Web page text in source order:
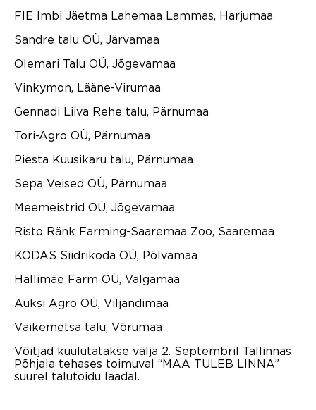
FIE Imbi Jäetma Lahemaa Lammas, Harjumaa
Sandre talu OÜ, Järvamaa
Olemari Talu OÜ, Jõgevamaa
Vinkymon, Lääne-Virumaa
Gennadi Liiva Rehe talu, Pärnumaa
Tori-Agro OÜ, Pärnumaa
Piesta Kuusikaru talu, Pärnumaa
Sepa Veised OÜ, Pärnumaa
Meemeistrid OÜ, Jõgevamaa
Risto Ränk Farming-Saaremaa Zoo, Saaremaa
KODAS Siidrikoda OÜ, Põlvamaa
Hallimäe Farm OÜ, Valgamaa
Auksi Agro OÜ, Viljandimaa
Väikemetsa talu, Võrumaa
Võitjad kuulutatakse välja 2. Septembril Tallinnas
Põhjala tehases toimuval “MAA TULEB LINNA”
suurel talutoidu laadal.